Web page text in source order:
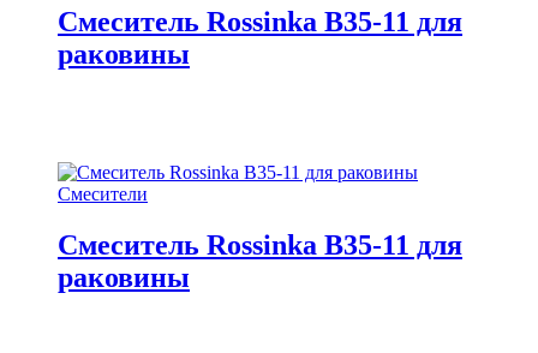
Смеситель Rossinka B35-11 для
раковины
Смесители
Смеситель Rossinka B35-11 для
раковины